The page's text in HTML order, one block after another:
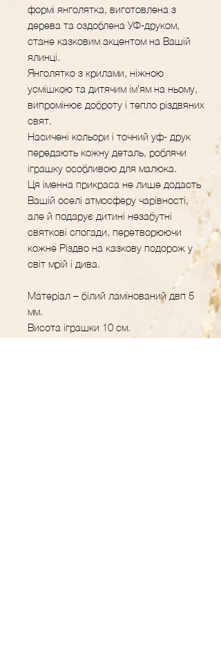
формі янголятка, виготовлена з
дерева та оздоблена УФ-друком,
стане казковим акцентом на Вашій
ялинці.
Янголятко з крилами, ніжною
усмішкою та дитячим ім’ям на ньому,
випромінює доброту і тепло різдвяних
свят.
Насичені кольори і точний уф- друк
передають кожну деталь, роблячи
іграшку особливою для малюка.
Ця іменна прикраса не лише додасть
Вашій оселі атмосферу чарівності,
але й подарує дитині незабутні
святкові спогади, перетворюючи
кожне Різдво на казкову подорож у
світ мрій і дива.
Матеріал – білий ламінований двп 5
мм.
Висота іграшки 10 см.